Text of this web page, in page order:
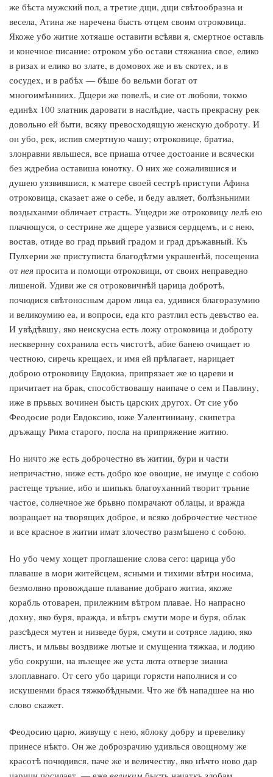
же бѣста мужский пол, а третие дщи, дщи свѣтообразна и
весела, Атина же наречена бысть отцем своим отроковица.
Якоже убо житие хотяаше оставити всѣяви я, смертное оставль
и конечное писание: отроком убо остави стяжаниа свое, елико
в ризах и елико во злате, в домовох же и въ скотех, и в
сосудех, и в рабѣх — бѣше бо вельми богат от
многоимѣнниих. Дщери же повелѣ, и сие от любови, токмо
единѣх 100 златник даровати в наслѣдие, часть прекрасну рек
довольно ей быти, всяку превосходящую женскую доброту. И
он убо, рек, испив смертную чашу; отроковице, братиа,
злонравни явльшеся, все приаша отчее достоание и всячески
без ждребиа оставиша юнотку. О них же сожалившися и
душею уязвившися, к матере своей сестрѣ приступи Афина
отроковица, сказает аже о себе, и беду авляет, болѣзньними
воздыханми обличает страсть. Ущедри же отроковицу лелѣ ею
плачющуся, о сестрине же дщере уазвися сердцемъ, и с нею,
востав, отиде во град прьвий градом и град дръжавный. Къ
Пулхерии же приступиста благодѣтми украшенѣй, посещениа
от нея просита и помощи отроковици, от своих неправедно
лишеной. Удиви же ся отроковичнѣй царица добротѣ,
почюдися свѣтоносным даром лица еа, удивися благоразумию
и великоумию еа, и вопроси, еда кто разтлил есть девъство еа.
И увѣдѣвшу, яко неискусна есть ложу отроковица и доброту
несквернну сохранила есть чистотѣ, абие банею очищает ю
честною, сиречь крещаех, и имя ей прѣлагает, нарицает
доброю отроковицу Евдокиа, припрязает же ю цареви и
причитает на брак, способствовашу наипаче о сем и Павлину,
иже в прьвых вочинен бысть царских другох. От сие убо
Феодосие роди Евдоксию, юже Уалентиниану, скипетра
дръжащу Рима старого, посла на припряжение житию.
Но ничто же есть доброчестно въ житии, бури и части
непричастно, ниже есть добро кое овощие, не имуще с собою
растеще тръние, ибо и шипькъ благоуханний творит трьние
частое, солнечное же брьвно помрачают облацы, и вражда
возращает на творящих доброе, и всяко доброчестие честное
и все красное в житии имат злочество размѣшено с собою.
Но убо чему хощет проглашение слова сего: царица убо
плаваше в мори житейсцем, ясными и тихими вѣтри носима,
безмолвно провождаше плавание добраго житиа, якоже
корабль отоварен, прилежним вѣтром плавае. Но напрасно
дохну, яко буря, вражда, и вѣтръ смути море и буря, облак
разсѣдеся мутен и низведе буря, смути и сотрясе ладию, яко
листъ, и мльвы воздвиже лютые и смущениа тяжкаа, и лодию
убо сокруши, на възещее же уста люта отверзе зианиа
злоплавнаго. От сего убо царици горясти наполнися и со
искушенми брася тяжкобѣдными. Что же бѣ нападшее на ню
слово скажет.
Феодосию царю, живущу с нею, яблоку добру и превелику
принесе нѣкто. Он же доброзрачию удивлься овощному же
красотѣ почюдився, паче же и величеству, яко нѣчто ново дар